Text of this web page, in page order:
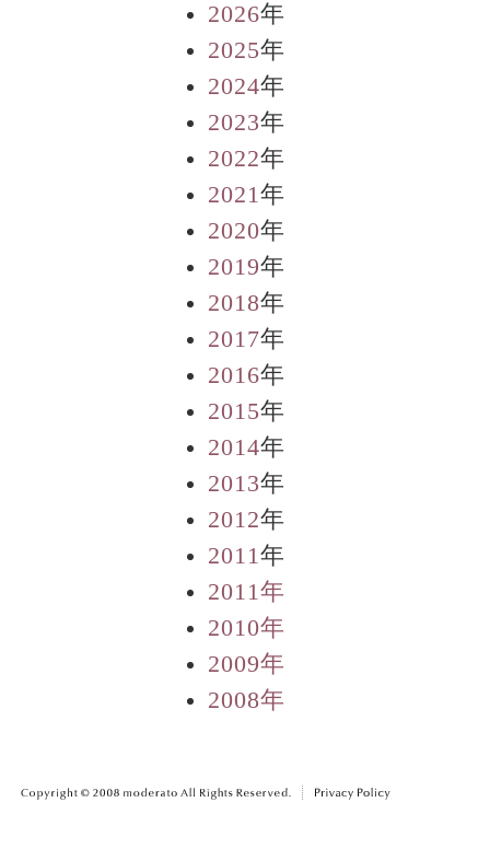
2026年
2025年
2024年
2023年
2022年
2021年
2020年
2019年
2018年
2017年
2016年
2015年
2014年
2013年
2012年
2011年
2011年
2010年
2009年
2008年